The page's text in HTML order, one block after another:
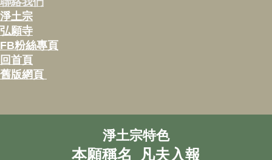
淨土宗
弘願寺
FB粉絲專頁
回首頁
舊版網頁
淨土宗特色
本願稱名 凡夫入報